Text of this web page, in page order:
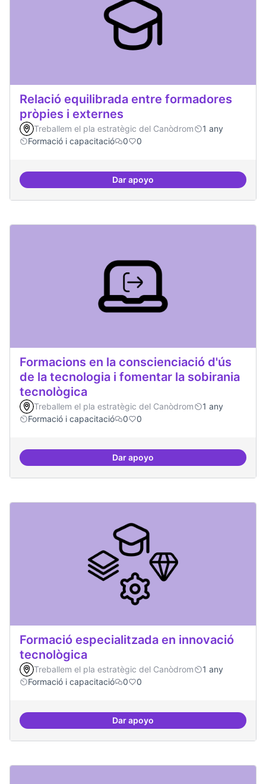
Relació equilibrada entre formadores
pròpies i externes
Treballem el pla estratègic del Canòdrom
1 any
Formació i capacitació
0 0
Dar apoyoRelació equilibrada entre
Formacions en la conscienciació d'ús
de la tecnologia i fomentar la sobirania
tecnològica
Treballem el pla estratègic del Canòdrom
1 any
Formació i capacitació
0 0
Dar apoyoFormacions en la
Formació especialitzada en innovació
tecnològica
Treballem el pla estratègic del Canòdrom
1 any
Formació i capacitació
0 0
Dar apoyoFormació especialitzada en